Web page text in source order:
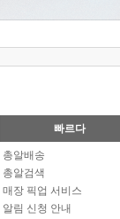
빠르다
총알배송
총알검색
매장 픽업 서비스
알림 신청 안내